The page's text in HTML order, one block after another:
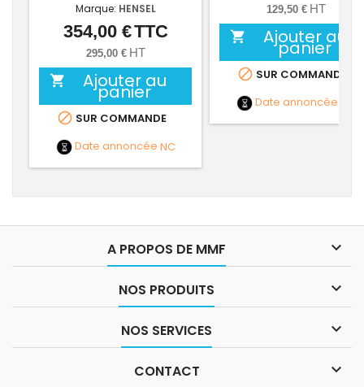
Marque: HENSEL
Prix
354,00 €TTC
295,00 € HT
 Ajouter au
panier
 SUR COMMANDE
Date annoncée NC
129,50 € HT
 Ajouter au
panier
 SUR COMMANDE
Date annoncée
A PROPOS DE MMF 
NOS PRODUITS 
NOS SERVICES 
CONTACT 